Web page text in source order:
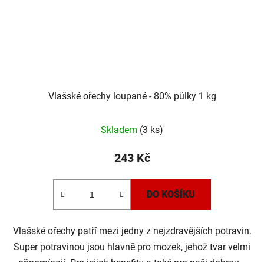
Vlašské ořechy loupané - 80% půlky 1 kg
Skladem (3 ks)
243 Kč
DO KOŠÍKU
Vlašské ořechy patří mezi jedny z nejzdravějších potravin.
Super potravinou jsou hlavně pro mozek, jehož tvar velmi